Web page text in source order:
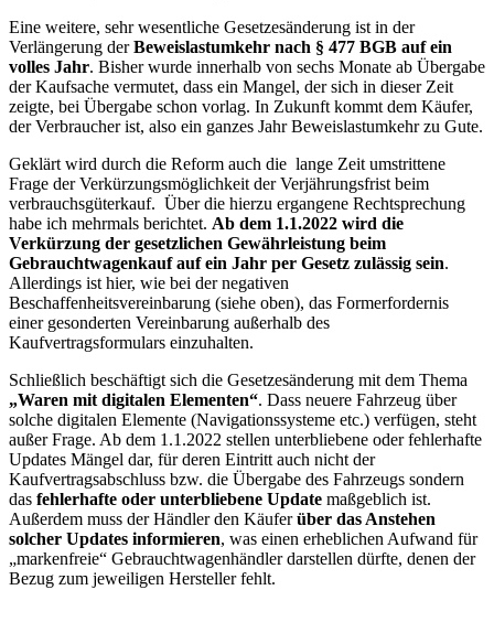
Eine weitere, sehr wesentliche Gesetzesänderung ist in der
Verlängerung derBeweislastumkehr nach § 477 BGB auf ein
volles Jahr. Bisher wurde innerhalb von sechs Monate ab Übergabe
der Kaufsache vermutet, dass ein Mangel, der sich in dieser Zeit
zeigte, bei Übergabe schon vorlag. In Zukunft kommt dem Käufer,
der Verbraucher ist, also ein ganzes Jahr Beweislastumkehr zu Gute.
Geklärt wird durch die Reform auch die lange Zeit umstrittene
Frage der Verkürzungsmöglichkeit der Verjährungsfrist beim
verbrauchsgüterkauf. Über die hierzu ergangene Rechtsprechung
habe ich mehrmals berichtet. Ab dem 1.1.2022 wird die
Verkürzung der gesetzlichen Gewährleistung beim
Gebrauchtwagenkauf auf ein Jahr per Gesetz zulässig sein.
Allerdings ist hier, wie bei der negativen
Beschaffenheitsvereinbarung (siehe oben), das Formerfordernis
einer gesonderten Vereinbarung außerhalb des
Kaufvertragsformulars einzuhalten.
Schließlich beschäftigt sich die Gesetzesänderung mit dem Thema
„Waren mit digitalen Elementen“. Dass neuere Fahrzeug über
solche digitalen Elemente (Navigationssysteme etc.) verfügen, steht
außer Frage. Ab dem 1.1.2022 stellen unterbliebene oder fehlerhafte
Updates Mängel dar, für deren Eintritt auch nicht der
Kaufvertragsabschluss bzw. die Übergabe des Fahrzeugs sondern
das fehlerhafte oder unterbliebene Update maßgeblich ist.
Außerdem muss der Händler den Käuferüber das Anstehen
solcher Updates informieren, was einen erheblichen Aufwand für
„markenfreie“ Gebrauchtwagenhändler darstellen dürfte, denen der
Bezug zum jeweiligen Hersteller fehlt.